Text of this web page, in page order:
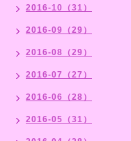
2016-10（31）
2016-09（29）
2016-08（29）
2016-07（27）
2016-06（28）
2016-05（31）